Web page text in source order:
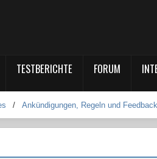
TESTBERICHTE FORUM
/ Ankündigungen, Regeln und Feedback